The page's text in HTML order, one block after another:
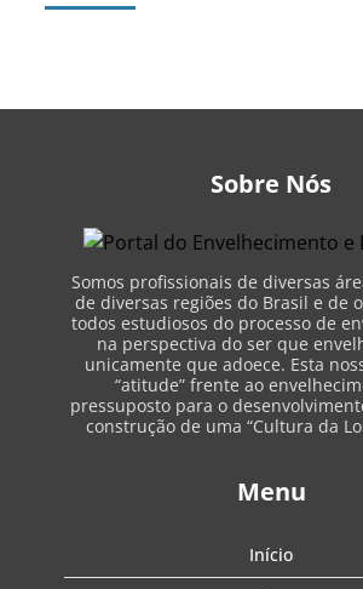
Sobre Nós
Somos profissionais de diversas
de diversas regiões do Brasil e de
todos estudiosos do processo de
na perspectiva do ser que
unicamente que adoece. Esta
“atitude” frente ao
pressuposto para o
construção de uma “Cultura da
Menu
Início